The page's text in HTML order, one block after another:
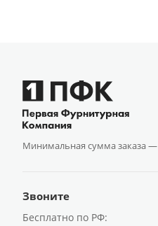
Минимальная сумма заказа —
Звоните
Бесплатно по РФ: